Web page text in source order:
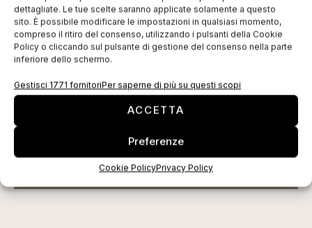
dettagliate. Le tue scelte saranno applicate solamente a questo
sito. È possibile modificare le impostazioni in qualsiasi momento,
compreso il ritiro del consenso, utilizzando i pulsanti della Cookie
Policy o cliccando sul pulsante di gestione del consenso nella parte
inferiore dello schermo.
Gestisci 1771 fornitoriPer saperne di più su questi scopi
ACCETTA
Preferenze
Cookie PolicyPrivacy Policy
EDICOLA WEB
ISCRIVITI ALLA NEWSLETTER